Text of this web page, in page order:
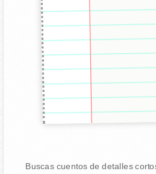
Buscas cuentos de detalles